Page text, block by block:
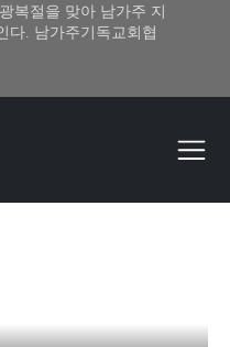
복절을 맞아 남가주 지
다. 남가주기독교회협